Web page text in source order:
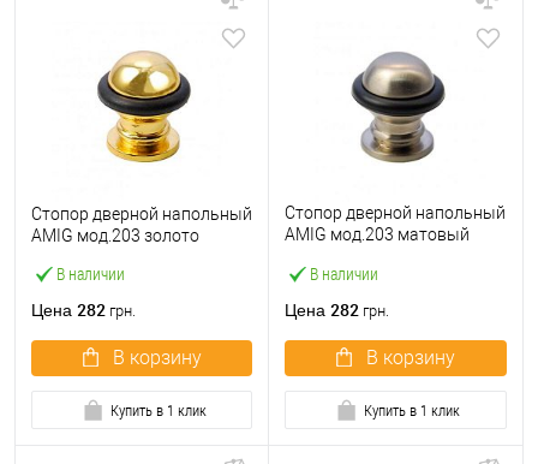
В наличии
Стопор дверной напольный
AMIG мод.203 золото
Цена 282 грн.
В корзину
Купить в 1 клик
В наличии
Стопор дверной напольный
AMIG мод.203 матовый
Цена 282 грн.
В корзину
Купить в 1 клик